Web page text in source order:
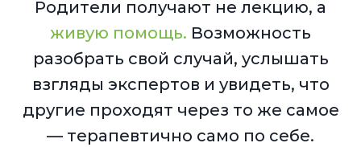
Родители получают не лекцию, а
живую помощь. Возможность
разобрать свой случай, услышать
взгляды экспертов и увидеть, что
другие проходят через то же самое
— терапевтично само по себе.